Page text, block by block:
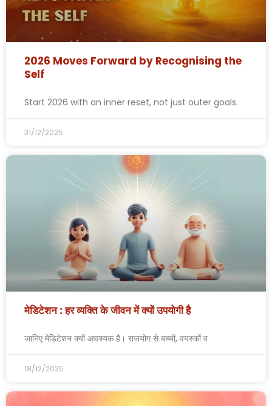
2026 Moves Forward by Recognising the
Self
Start 2026 with an inner reset, not just outer goals.
31/12/2025
मेडिटेशन : हर व्यक्ति के जीवन में क्यों उपयोगी है
जानिए मेडिटेशन क्यों आवश्यक है। राजयोग से बच्चों, वयस्कों व
18/12/2025